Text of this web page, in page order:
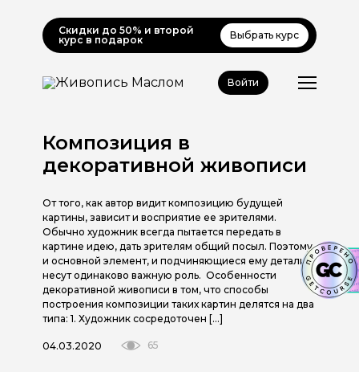
Скидки до 50% и второй
курс в подарок
Выбрать курс
Войти
Композиция в
декоративной живописи
От того, как автор видит композицию будущей
картины, зависит и восприятие ее зрителями.
Обычно художник всегда пытается передать в
картине идею, дать зрителям общий посыл. Поэтому
и основной элемент, и подчиняющиеся ему детали
несут одинаково важную роль. Особенности
декоративной живописи в том, что способы
построения композиции таких картин делятся на два
типа: 1. Художник сосредоточен […]
04.03.2020 65